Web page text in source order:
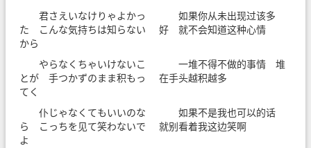
君さえいなけりゃよかっ
た こんな気持ちは知らない
から
如果你从未出现过该多
好 就不会知道这种心情
やらなくちゃいけないこ
とが 手つかずのまま积もっ
てく
一堆不得不做的事情 堆
在手头越积越多
仆じゃなくてもいいのな
ら こっちを见て笑わないで
よ
如果不是我也可以的话
就别看着我这边笑啊